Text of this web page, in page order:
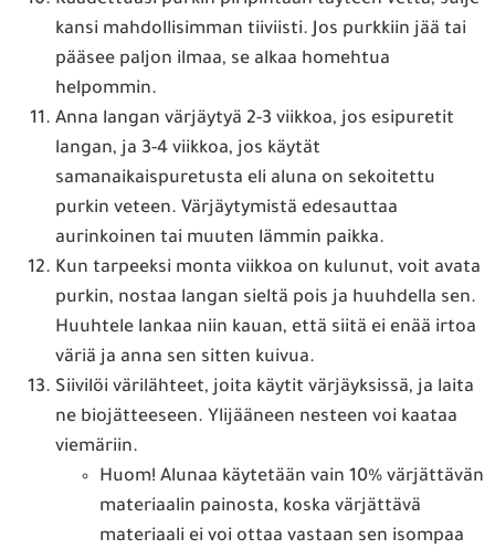
kansi mahdollisimman tiiviisti. Jos purkkiin jää tai
pääsee paljon ilmaa, se alkaa homehtua
helpommin.
Anna langan värjäytyä 2-3 viikkoa, jos esipuretit
langan, ja 3-4 viikkoa, jos käytät
samanaikaispuretusta eli aluna on sekoitettu
purkin veteen. Värjäytymistä edesauttaa
aurinkoinen tai muuten lämmin paikka.
Kun tarpeeksi monta viikkoa on kulunut, voit avata
purkin, nostaa langan sieltä pois ja huuhdella sen.
Huuhtele lankaa niin kauan, että siitä ei enää irtoa
väriä ja anna sen sitten kuivua.
Siivilöi värilähteet, joita käytit värjäyksissä, ja laita
ne biojätteeseen. Ylijääneen nesteen voi kaataa
viemäriin.
Huom! Alunaa käytetään vain 10% värjättävän
materiaalin painosta, koska värjättävä
materiaali ei voi ottaa vastaan sen isompaa